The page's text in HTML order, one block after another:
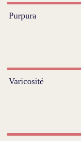
Purpura
Varicosité